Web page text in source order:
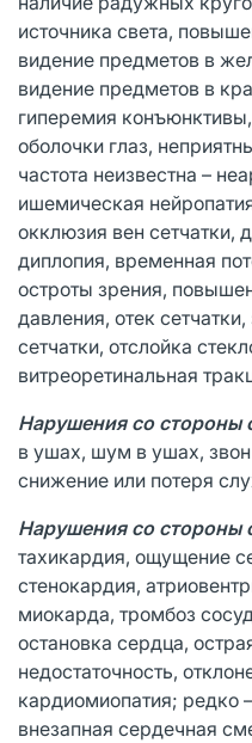
источника света,
видение предметов в
видение предметов в
гиперемия
оболочки глаз,
частота неизвестна –
ишемическая
окклюзия вен сетчатки,
диплопия, временная
остроты зрения,
давления, отек
сетчатки, отслойка
витреоретинальная
Нарушения со стороны
в ушах, шум в ушах,
снижение или потеря
Нарушения со стороны
тахикардия, ощущение
стенокардия,
миокарда, тромбоз
остановка сердца,
недостаточность,
кардиомиопатия; редко
внезапная сердечная